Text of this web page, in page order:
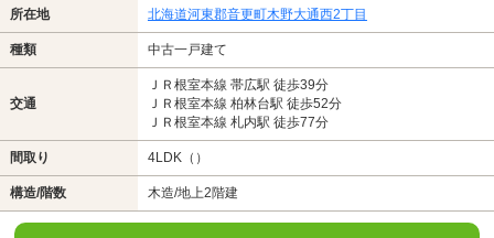
所在地 北海道河東郡音更町木野大通西2丁目
種類 中古一戸建て
交通
ＪＲ根室本線 帯広駅 徒歩39分
ＪＲ根室本線 柏林台駅 徒歩52分
ＪＲ根室本線 札内駅 徒歩77分
間取り 4LDK（）
構造/階数 木造/地上2階建